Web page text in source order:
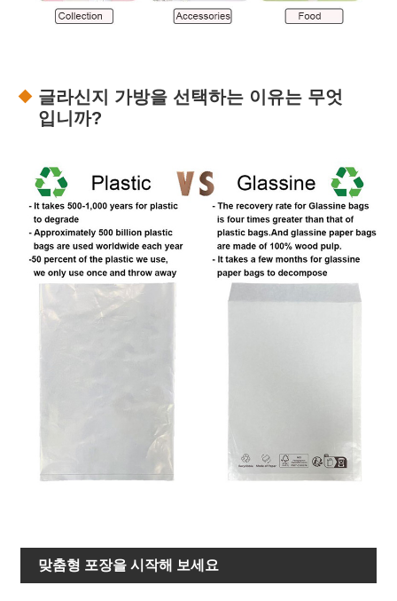
글라신지 가방을 선택하는 이유는 무엇
입니까?
맞춤형 포장을 시작해 보세요